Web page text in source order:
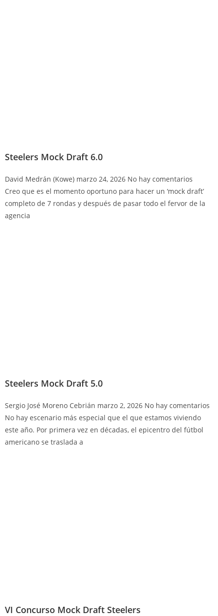
Steelers Mock Draft 6.0
David Medrán (Kowe) marzo 24, 2026 No hay comentarios
Creo que es el momento oportuno para hacer un ‘mock draft’
completo de 7 rondas y después de pasar todo el fervor de la
agencia
Steelers Mock Draft 5.0
Sergio José Moreno Cebrián marzo 2, 2026 No hay comentarios
No hay escenario más especial que el que estamos viviendo
este año. Por primera vez en décadas, el epicentro del fútbol
americano se traslada a
VI Concurso Mock Draft Steelers